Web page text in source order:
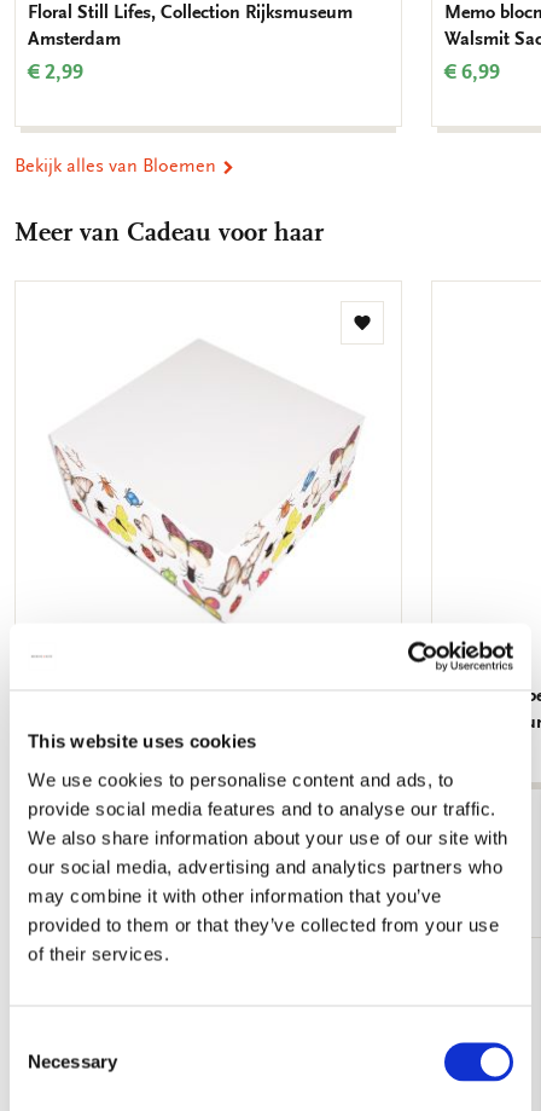
This website uses cookies
We use cookies to personalise content and ads, to
provide social media features and to analyse our traffic.
We also share information about your use of our site with
our social media, advertising and analytics partners who
may combine it with other information that you’ve
provided to them or that they’ve collected from your use
of their services.
Selection
Necessary
Floral Still Lifes, Collection Rijksmuseum
Amsterdam
€ 2,99
Memo
Walsmit
€ 6,99
Bekijk alles van Bloemen
Meer van Cadeau voor haar
Toevoegen
€ 2,99
Dieren,
Bekijk alles van Cadeau voor haar
Meer van Singer, Laren